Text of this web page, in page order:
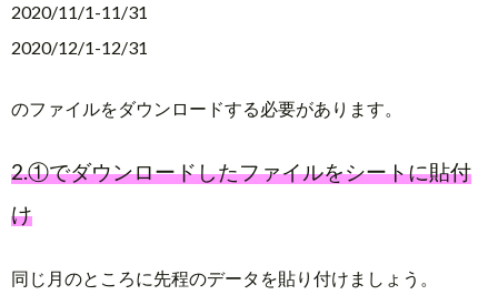
2020/11/1-11/31
2020/12/1-12/31
のファイルをダウンロードする必要があります。
2.①でダウンロードしたファイルをシートに貼付
け
同じ月のところに先程のデータを貼り付けましょう。